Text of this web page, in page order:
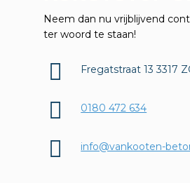
Neem dan nu vrijblijvend
ter woord te staan!
Fregatstraat 13 3317
0180 472 634
info@vankooten-